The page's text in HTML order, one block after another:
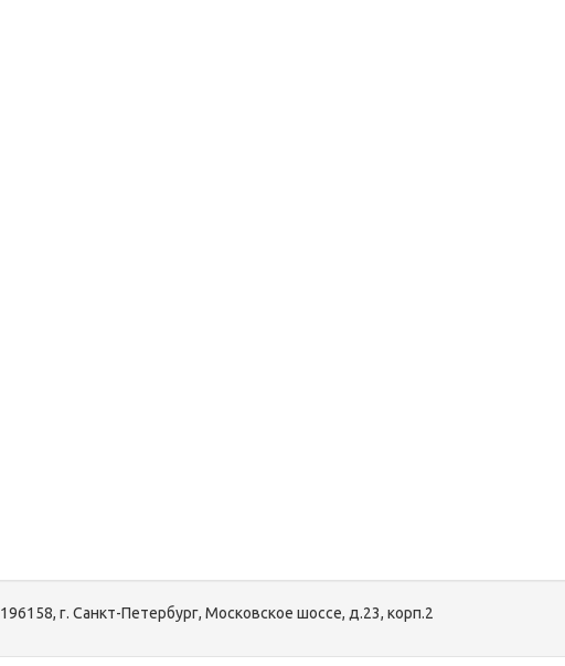
196158, г. Санкт-Петербург, Московское шоссе, д.23, корп.2